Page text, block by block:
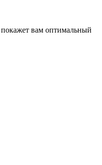
вам оптимальный